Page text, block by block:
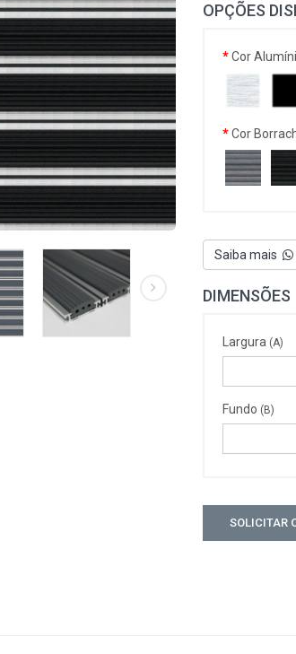
OPÇÕES
Cor
Cor
Saiba mais
DIMENSÕES
Largura (A)
Fundo (B)